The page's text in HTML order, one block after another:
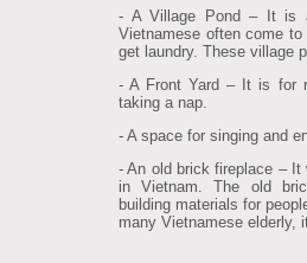
- A Village Pond – It is
Vietnamese often come
get laundry. These village
- A Front Yard – It is for
taking a nap.
- A space for singing and
- An old brick fireplace –
in Vietnam. The old
building materials for
many Vietnamese elderly,